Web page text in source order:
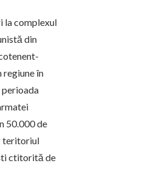
la complexul
din
în
perioada
50.000 de
teritoriul
ctitorită de